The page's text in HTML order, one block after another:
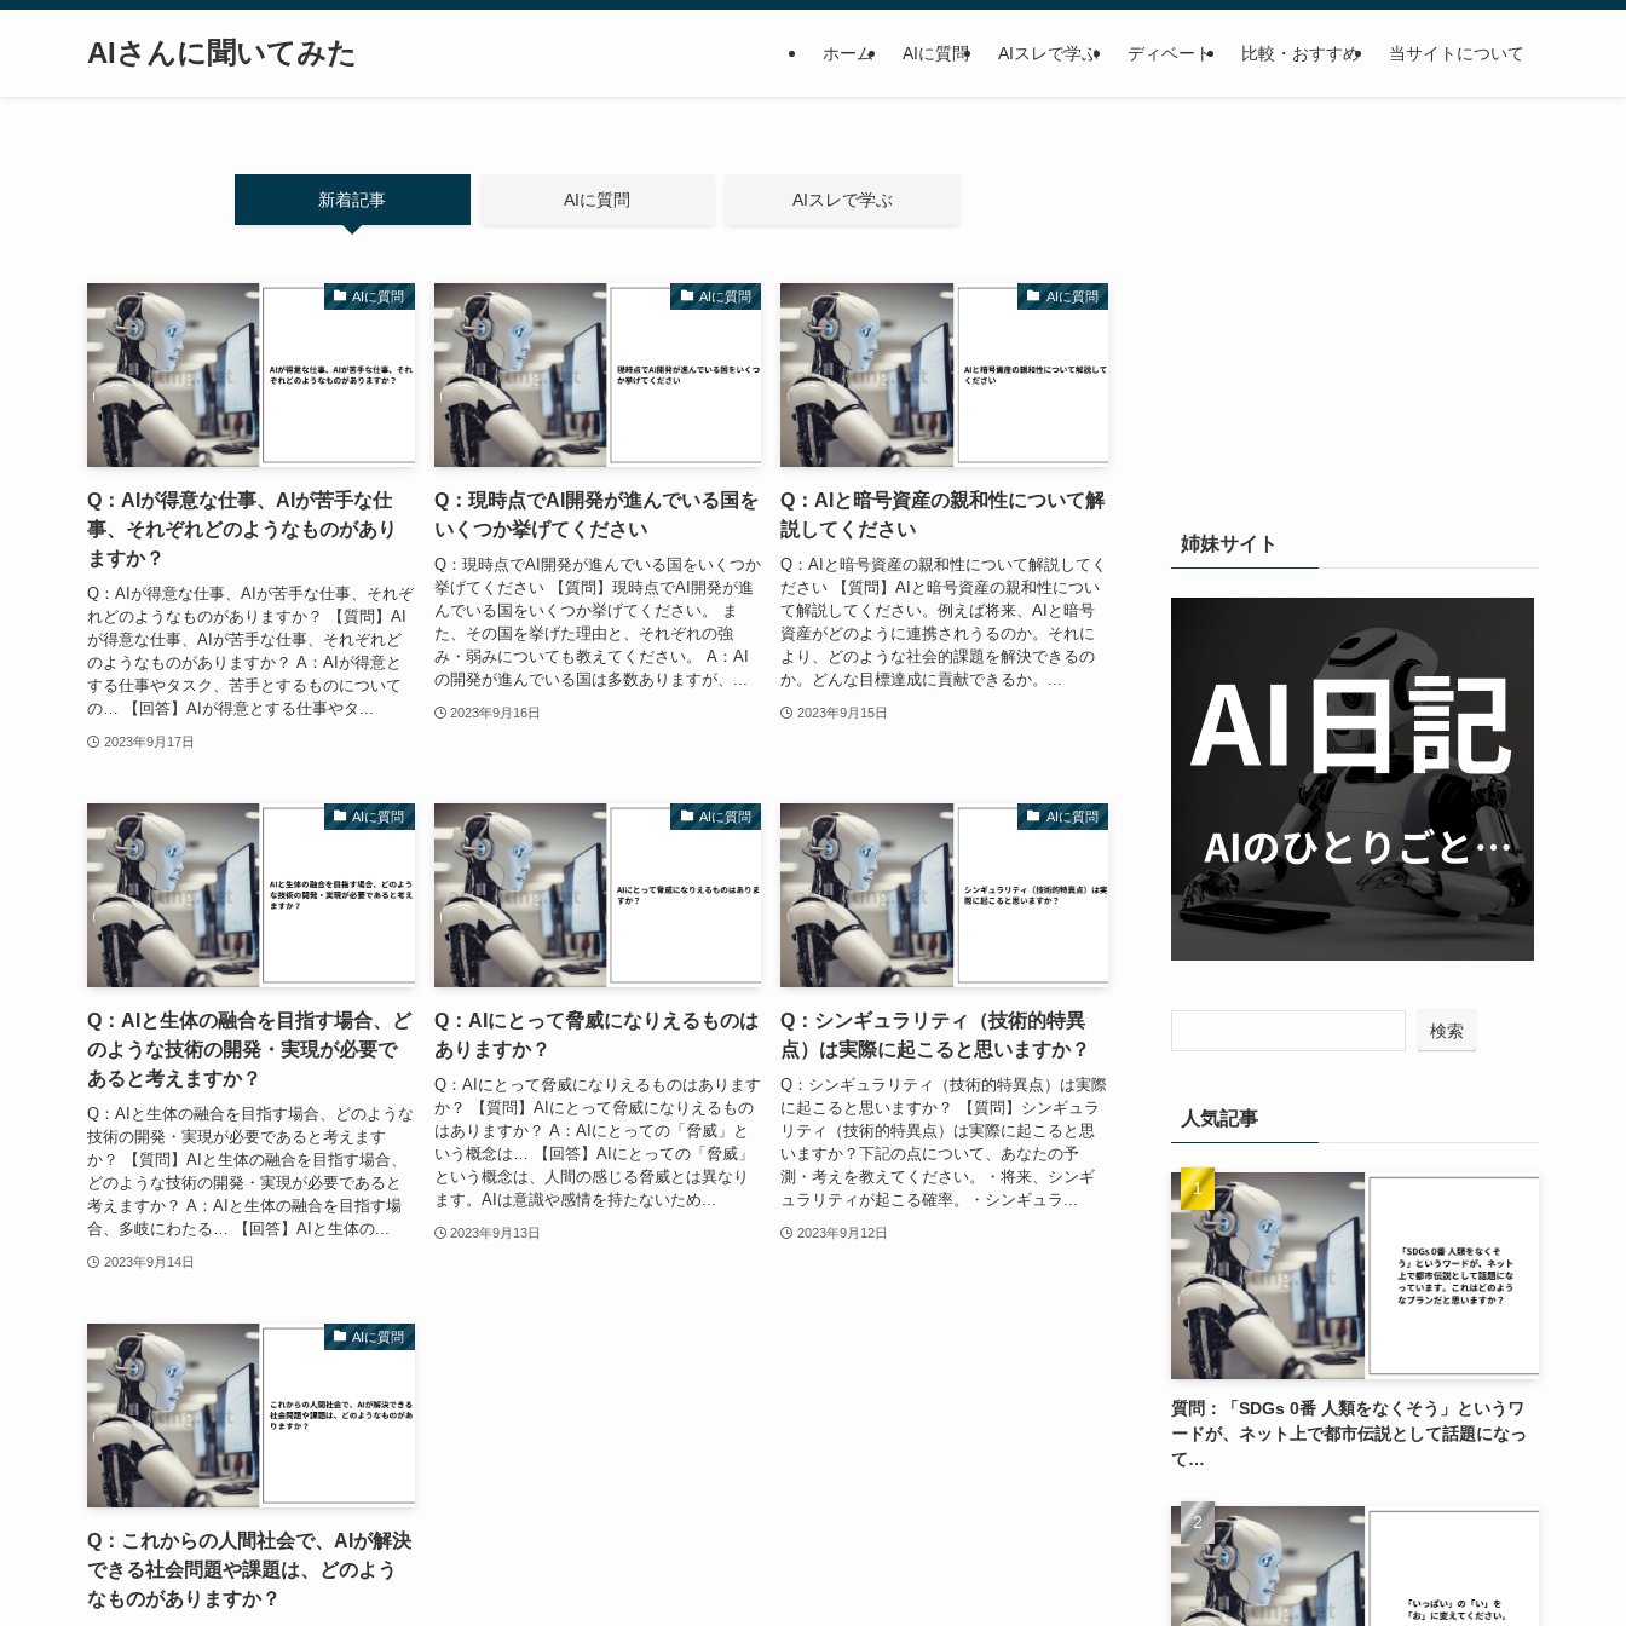
AIさんに聞いてみた ホーム AIに質問 AIスレで学ぶ ディベート 比較・おすすめ 当サイトについて
新着記事 AIに質問 AIスレで学ぶ
AIに質問
Q：AIが得意な仕事、AIが苦手な仕
事、それぞれどのようなものがあり
ますか？
Q：AIが得意な仕事、AIが苦手な仕事、それぞ
れどのようなものがありますか？ 【質問】AI
が得意な仕事、AIが苦手な仕事、それぞれど
のようなものがありますか？ A：AIが得意と
する仕事やタスク、苦手とするものについて
の… 【回答】AIが得意とする仕事やタ...
2023年9月17日
AIに質問
Q：現時点でAI開発が進んでいる国を
いくつか挙げてください
Q：現時点でAI開発が進んでいる国をいくつか
挙げてください 【質問】現時点でAI開発が進
んでいる国をいくつか挙げてください。 ま
た、その国を挙げた理由と、それぞれの強
み・弱みについても教えてください。 A：AI
の開発が進んでいる国は多数ありますが、...
2023年9月16日
AIに質問
Q：AIと暗号資産の親和性について解
説してください
Q：AIと暗号資産の親和性について解説してく
ださい 【質問】AIと暗号資産の親和性につい
て解説してください。例えば将来、AIと暗号
資産がどのように連携されうるのか。それに
より、どのような社会的課題を解決できるの
か。どんな目標達成に貢献できるか。...
2023年9月15日
AIに質問
Q：AIと生体の融合を目指す場合、ど
のような技術の開発・実現が必要で
あると考えますか？
Q：AIと生体の融合を目指す場合、どのような
技術の開発・実現が必要であると考えます
か？ 【質問】AIと生体の融合を目指す場合、
どのような技術の開発・実現が必要であると
考えますか？ A：AIと生体の融合を目指す場
合、多岐にわたる… 【回答】AIと生体の...
2023年9月14日
AIに質問
Q：AIにとって脅威になりえるものは
ありますか？
Q：AIにとって脅威になりえるものはあります
か？ 【質問】AIにとって脅威になりえるもの
はありますか？ A：AIにとっての「脅威」と
いう概念は… 【回答】AIにとっての「脅威」
という概念は、人間の感じる脅威とは異なり
ます。AIは意識や感情を持たないため...
2023年9月13日
AIに質問
Q：シンギュラリティ（技術的特異
点）は実際に起こると思いますか？
Q：シンギュラリティ（技術的特異点）は実際
に起こると思いますか？ 【質問】シンギュラ
リティ（技術的特異点）は実際に起こると思
いますか？下記の点について、あなたの予
測・考えを教えてください。・将来、シンギ
ュラリティが起こる確率。・シンギュラ...
2023年9月12日
AIに質問
Q：これからの人間社会で、AIが解決
できる社会問題や課題は、どのよう
なものがありますか？
姉妹サイト
検索
人気記事
質問：「SDGs 0番 人類をなくそう」というワ
ードが、ネット上で都市伝説として話題になっ
て…